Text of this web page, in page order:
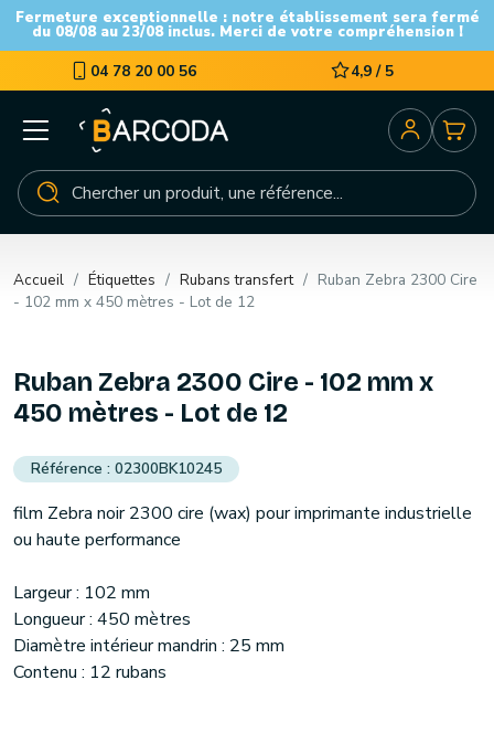
Fermeture exceptionnelle : notre établissement sera fermé
du 08/08 au 23/08 inclus. Merci de votre compréhension !
04 78 20 00 56 4,9 / 5
Accueil Étiquettes Rubans transfert
Ruban Zebra 2300 Cire
- 102 mm x 450 mètres - Lot de 12
Ruban Zebra 2300 Cire - 102 mm x
450 mètres - Lot de 12
02300BK10245
film Zebra noir 2300 cire (wax) pour imprimante industrielle
ou haute performance
Largeur : 102 mm
Longueur : 450 mètres
Diamètre intérieur mandrin : 25 mm
Contenu : 12 rubans